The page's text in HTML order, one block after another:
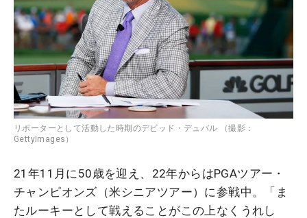
リポーターとして活動した時期のデビッド・デュバル （撮影：
GettyImages）
21年11月に50歳を迎え、22年からはPGAツアー・
チャンピオンズ（米シニアツアー）に参戦中。「ま
たルーキーとして戦えることがこの上なくうれし